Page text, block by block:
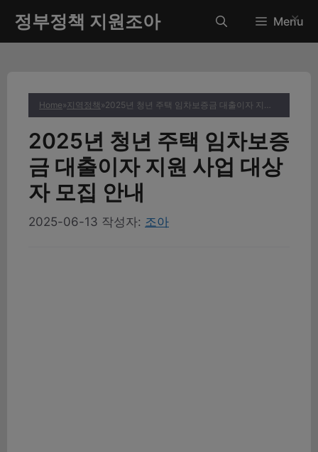
츠
정부정책 지원조아 Menu
Home»지역정책 » 2025년 청년 주택 임차보증금 대출이자 지원 사업 대상자 모집 안내
2025년 청년 주택 임차보증
금 대출이자 지원 사업 대상
자 모집 안내
2025-06-13 작성자: 조아
✕